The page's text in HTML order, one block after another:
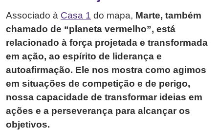
Associado à Casa 1 do mapa, Marte, também
chamado de “planeta vermelho”, está
relacionado à força projetada e transformada
em ação, ao espírito de liderança e
autoafirmação. Ele nos mostra como agimos
em situações de competição e de perigo,
nossa capacidade de transformar ideias em
ações e a perseverança para alcançar os
objetivos.